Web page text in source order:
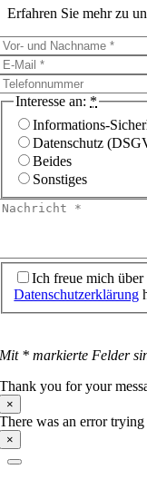
Erfahren Sie mehr zu
Interesse an: *
Informations-
Datenschutz
Beides
Sonstiges
Ich freue mich
Datenschutzerklärung
Mit * markierte Felder
Thank you for your
×
There was an error trying
×